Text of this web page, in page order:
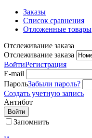
Заказы
Список сравнения
Отложенные товары
Отслеживание заказа
Отслеживание заказа
ВойтиРегистрация
E-mail
ПарольЗабыли пароль?
Создать учетную запись
Антибот
Войти
Запомнить